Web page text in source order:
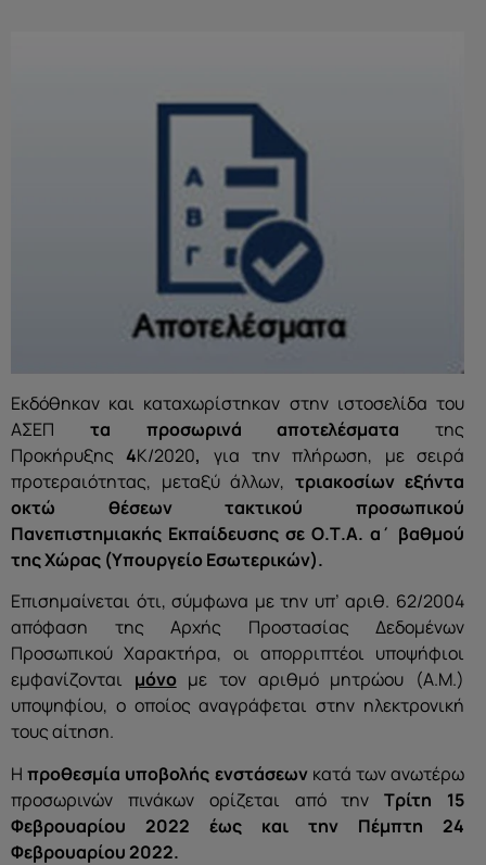
Εκδόθηκαν και καταχωρίστηκαν στην ιστοσελίδα του
ΑΣΕΠ τα προσωρινά αποτελέσματα της
Προκήρυξης4Κ/2020,
για την πλήρωση, με σειρά
προτεραιότητας, μεταξύ άλλων, τριακοσίων εξήντα
οκτώ θέσεων τακτικού προσωπικού
Πανεπιστημιακής Εκπαίδευσης σε Ο.Τ.Α. α΄ βαθμού
της Χώρας (Υπουργείο Εσωτερικών).
Επισημαίνεται ότι, σύμφωνα με την υπ’ αριθ. 62/2004
απόφαση της Αρχής Προστασίας Δεδομένων
Προσωπικού Χαρακτήρα, οι απορριπτέοι υποψήφιοι
εμφανίζονται μόνομε τον αριθμό μητρώου (Α.Μ.)
υποψηφίου, ο οποίος αναγράφεται στην ηλεκτρονική
τους αίτηση.
Hπροθεσμία υποβολής ενστάσεωνκατά των ανωτέρω
προσωρινών πινάκων ορίζεται από τηνΤρίτη 15
Φεβρουαρίου 2022
έως
και την Πέμπτη 24
Φεβρουαρίου 2022.